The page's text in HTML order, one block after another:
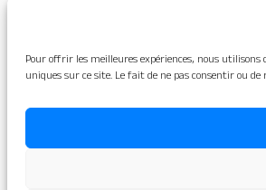
Pour offrir les meilleures expériences, nous
uniques sur ce site. Le fait de ne pas consentir ou